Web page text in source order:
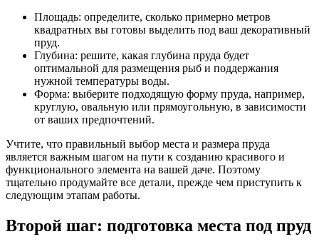
Площадь: определите, сколько примерно метров
квадратных вы готовы выделить под ваш декоративный
пруд.
Глубина: решите, какая глубина пруда будет
оптимальной для размещения рыб и поддержания
нужной температуры воды.
Форма: выберите подходящую форму пруда, например,
круглую, овальную или прямоугольную, в зависимости
от ваших предпочтений.
Учтите, что правильный выбор места и размера пруда
является важным шагом на пути к созданию красивого и
функционального элемента на вашей даче. Поэтому
тщательно продумайте все детали, прежде чем приступить к
следующим этапам работы.
Второй шаг: подготовка места под пруд